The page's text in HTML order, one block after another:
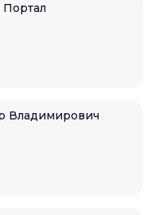
Портал
Владимирович